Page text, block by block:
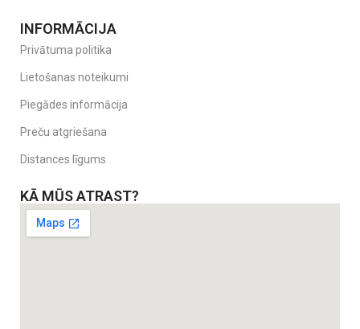
INFORMĀCIJA
Privātuma politika
Lietošanas noteikumi
Piegādes informācija
Preču atgriešana
Distances līgums
KĀ MŪS ATRAST?